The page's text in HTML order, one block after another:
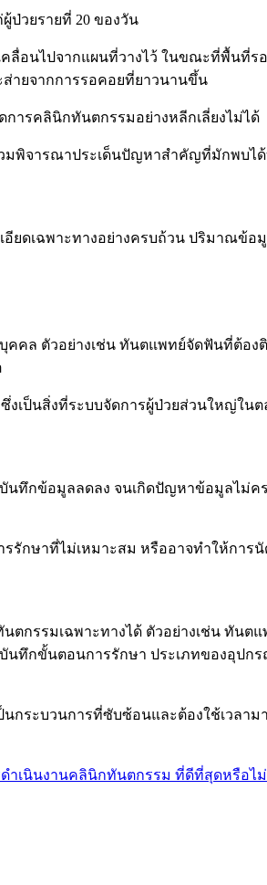
วยรายที่ 20 ของวัน
อนไปจากแผนที่วางไว้ ในขณะที่พื้นที่
ส่ายจากการรอคอยที่ยาวนานขึ้น
ารคลินิกทันตกรรมอย่างหลีกเลี่ยงไม่ได้
มพิจารณาประเด็นปัญหาสำคัญที่มักพบได้
ดเฉพาะทางอย่างครบถ้วน ปริมาณข้อ
ล ตัวอย่างเช่น ทันตแพทย์จัดฟันที่ต้อง
ป็นสิ่งที่ระบบจัดการผู้ป่วยส่วนใหญ่ใน
ทึกข้อมูลลดลง จนเกิดปัญหาข้อมูลไม่
รักษาที่ไม่เหมาะสม หรืออาจทำให้กา
กรรมเฉพาะทางได้ ตัวอย่างเช่น ทัน
ทึกขั้นตอนการรักษา ประเภทของอุปก
กระบวนการที่ซับซ้อนและต้องใช้เวลา
เนินงานคลินิกทันตกรรม ที่ดีที่สุดหรือไม่